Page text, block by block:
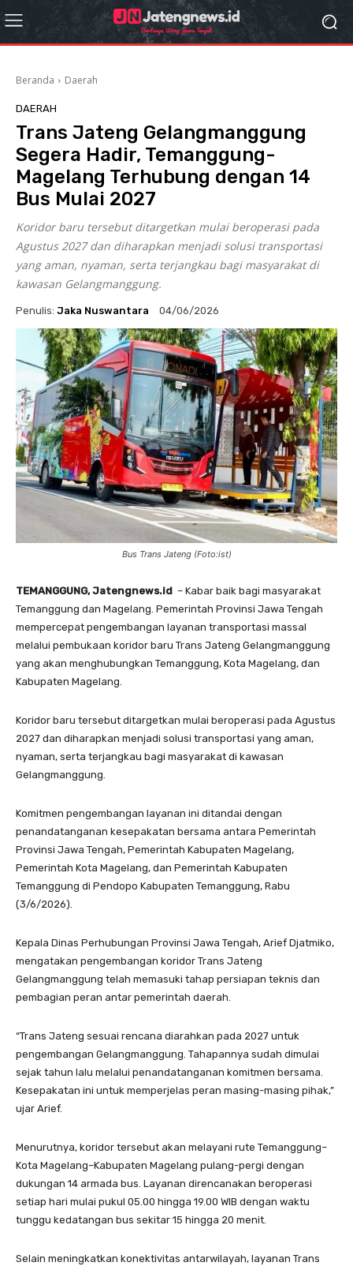
Beranda Daerah
DAERAH
Trans Jateng Gelangmanggung
Segera Hadir, Temanggung-
Magelang Terhubung dengan 14
Bus Mulai 2027
Koridor baru tersebut ditargetkan mulai beroperasi pada
Agustus 2027 dan diharapkan menjadi solusi transportasi
yang aman, nyaman, serta terjangkau bagi masyarakat di
kawasan Gelangmanggung.
Penulis: Jaka Nuswantara 04/06/2026
Bus Trans Jateng (Foto:ist)
TEMANGGUNG, Jatengnews.id – Kabar baik bagi masyarakat
Temanggung dan Magelang. Pemerintah Provinsi Jawa Tengah
mempercepat pengembangan layanan transportasi massal
melalui pembukaan koridor baru Trans Jateng Gelangmanggung
yang akan menghubungkan Temanggung, Kota Magelang, dan
Kabupaten Magelang.
Koridor baru tersebut ditargetkan mulai beroperasi pada Agustus
2027 dan diharapkan menjadi solusi transportasi yang aman,
nyaman, serta terjangkau bagi masyarakat di kawasan
Gelangmanggung.
Komitmen pengembangan layanan ini ditandai dengan
penandatanganan kesepakatan bersama antara Pemerintah
Provinsi Jawa Tengah, Pemerintah Kabupaten Magelang,
Pemerintah Kota Magelang, dan Pemerintah Kabupaten
Temanggung di Pendopo Kabupaten Temanggung, Rabu
(3/6/2026).
Kepala Dinas Perhubungan Provinsi Jawa Tengah, Arief Djatmiko,
mengatakan pengembangan koridor Trans Jateng
Gelangmanggung telah memasuki tahap persiapan teknis dan
pembagian peran antar pemerintah daerah.
“Trans Jateng sesuai rencana diarahkan pada 2027 untuk
pengembangan Gelangmanggung. Tahapannya sudah dimulai
sejak tahun lalu melalui penandatanganan komitmen bersama.
Kesepakatan ini untuk memperjelas peran masing-masing pihak,”
ujar Arief.
Menurutnya, koridor tersebut akan melayani rute Temanggung–
Kota Magelang–Kabupaten Magelang pulang-pergi dengan
dukungan 14 armada bus. Layanan direncanakan beroperasi
setiap hari mulai pukul 05.00 hingga 19.00 WIB dengan waktu
tunggu kedatangan bus sekitar 15 hingga 20 menit.
Selain meningkatkan konektivitas antarwilayah, layanan Trans